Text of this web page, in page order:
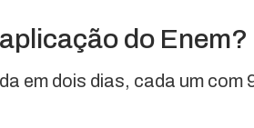
do Enem?
em dois dias, cada um